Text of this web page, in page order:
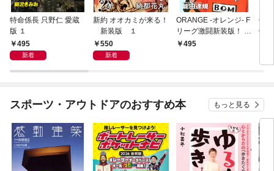
特命係長 只野仁 愛蔵
版 １
495
新着
新約 オオカミが来る！
新装版 １
550
新着
ORANGE -オレンジ- F
リーグ激闘新装版！ 第
１巻495
スポーツ・アウトドアのおすすめ本 もっと見る